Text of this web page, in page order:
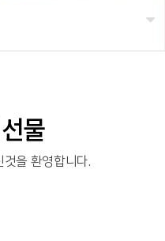
물
을 환영합니다.